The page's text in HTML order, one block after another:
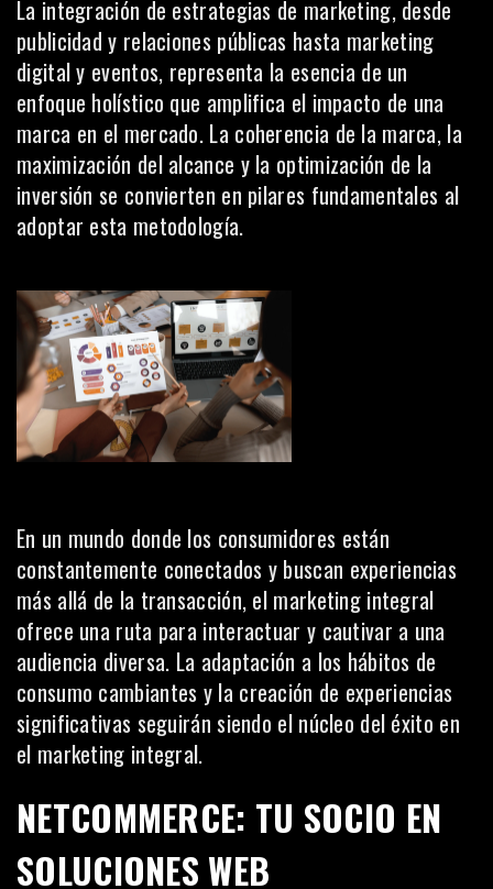
La integración de estrategias de marketing, desde
publicidad y relaciones públicas hasta marketing
digital y eventos, representa la esencia de un
enfoque holístico que amplifica el impacto de una
marca en el mercado. La coherencia de la marca, la
maximización del alcance y la optimización de la
inversión se convierten en pilares fundamentales al
adoptar esta metodología.
En un mundo donde los consumidores están
constantemente conectados y buscan experiencias
más allá de la transacción, el marketing integral
ofrece una ruta para interactuar y cautivar a una
audiencia diversa. La adaptación a los hábitos de
consumo cambiantes y la creación de experiencias
significativas seguirán siendo el núcleo del éxito en
el marketing integral.
NETCOMMERCE: TU SOCIO EN
SOLUCIONES WEB